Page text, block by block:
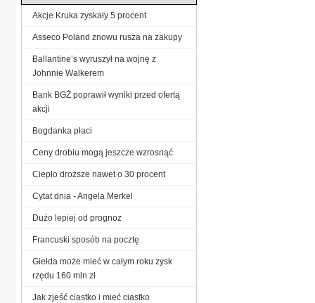
Akcje Kruka zyskały 5 procent
Asseco Poland znowu rusza na zakupy
Ballantine’s wyruszył na wojnę z
Johnnie Walkerem
Bank BGŻ poprawił wyniki przed ofertą
akcji
Bogdanka płaci
Ceny drobiu mogą jeszcze wzrosnąć
Ciepło droższe nawet o 30 procent
Cytat dnia - Angela Merkel
Dużo lepiej od prognoz
Francuski sposób na pocztę
Giełda może mieć w całym roku zysk
rzędu 160 mln zł
Jak zjeść ciastko i mieć ciastko